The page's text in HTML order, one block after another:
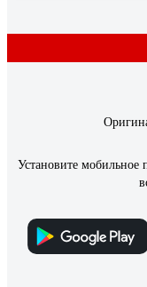
Установите